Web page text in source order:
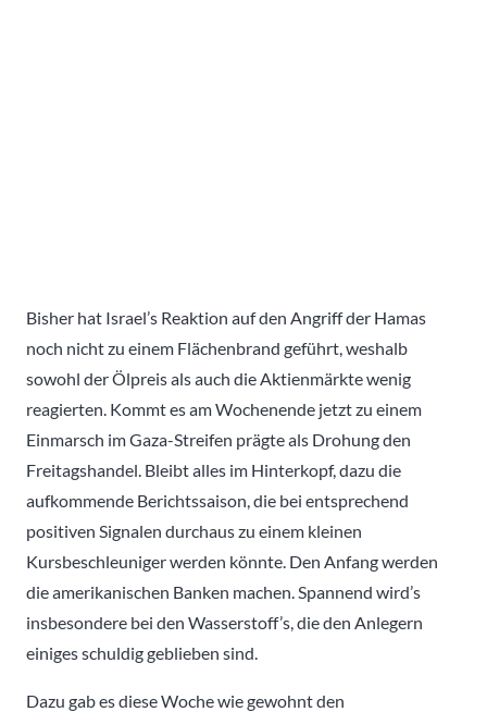
Bisher hat Israel’s Reaktion auf den Angriff der Hamas
noch nicht zu einem Flächenbrand geführt, weshalb
sowohl der Ölpreis als auch die Aktienmärkte wenig
reagierten. Kommt es am Wochenende jetzt zu einem
Einmarsch im Gaza-Streifen prägte als Drohung den
Freitagshandel. Bleibt alles im Hinterkopf, dazu die
aufkommende Berichtssaison, die bei entsprechend
positiven Signalen durchaus zu einem kleinen
Kursbeschleuniger werden könnte. Den Anfang werden
die amerikanischen Banken machen. Spannend wird’s
insbesondere bei den Wasserstoff’s, die den Anlegern
einiges schuldig geblieben sind.
Dazu gab es diese Woche wie gewohnt den